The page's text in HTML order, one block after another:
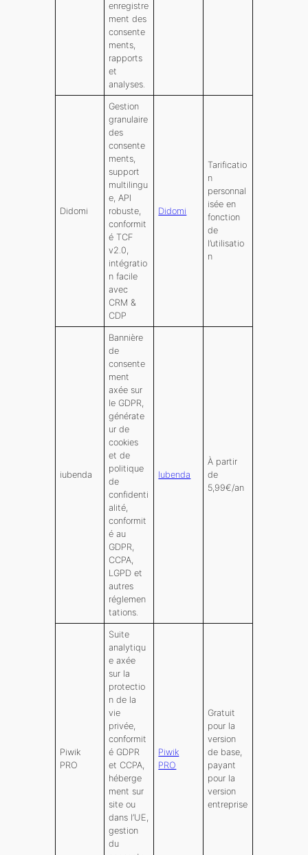
enregistre
ment des
consente
ments,
rapports
et
analyses.
Didomi
Gestion
granulaire
des
consente
ments,
support
multilingu
e, API
robuste,
conformit
é TCF
v2.0,
intégratio
n facile
avec
CRM &
CDP
Didomi
Tarificatio
n
personnal
isée en
fonction
de
l’utilisatio
n
iubenda
Bannière
de
consente
ment
axée sur
le GDPR,
générate
ur de
cookies
et de
politique
de
confidenti
alité,
conformit
é au
GDPR,
CCPA,
LGPD et
autres
réglemen
tations.
Iubenda
À partir
de
5,99€/an
Piwik
PRO
Suite
analytiqu
e axée
sur la
protectio
n de la
vie
privée,
conformit
é GDPR
et CCPA,
héberge
ment sur
site ou
dans l’UE,
gestion
du
Piwik
PRO
Gratuit
pour la
version
de base,
payant
pour la
version
entreprise